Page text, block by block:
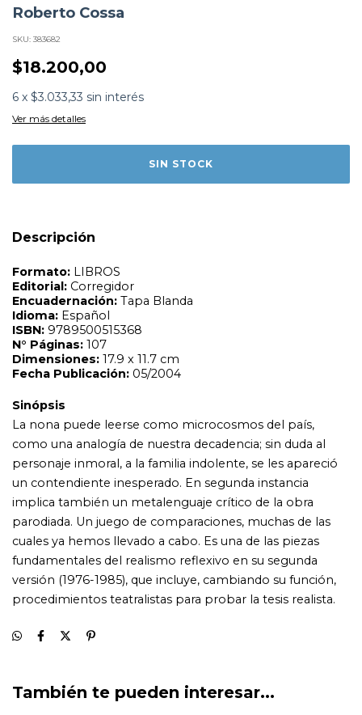
Roberto Cossa
SKU: 383682
$18.200,00
6 x $3.033,33 sin interés
Ver más detalles
Descripción
Editorial:Corregidor
Idioma:Español
N°Páginas:107
como una analogía de nuestra decadencia; sin duda al
personaje inmoral, a la familia indolente, se les apareció
implica también un metalenguaje crítico de la obra
parodiada. Un juego de comparaciones, muchas de las
cuales ya hemos llevado a cabo. Es una de las piezas
fundamentales del realismo reflexivo en su segunda
versión (1976-1985), que incluye, cambiando su función,
procedimientos teatralistas para probar la tesis realista.
También te pueden interesar...